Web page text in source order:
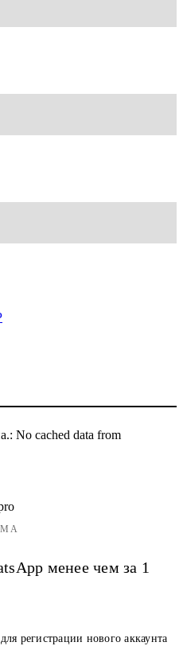
No cached data from
менее чем за 1
регистрации нового аккаунта